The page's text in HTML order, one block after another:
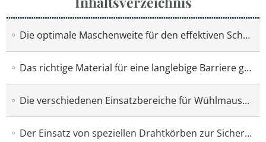
Die optimale Maschenweite für den effektiven Schutz gegen lästige Nagetiere im Garten
Das richtige Material für eine langlebige Barriere gegen Wühlmäuse im feuchten Erdreich
Die verschiedenen Einsatzbereiche für Wühlmausgitter im privaten Nutz- und Ziergarten
Der Einsatz von speziellen Drahtkörben zur Sicherung von jungen Obstbäumen und Rosen